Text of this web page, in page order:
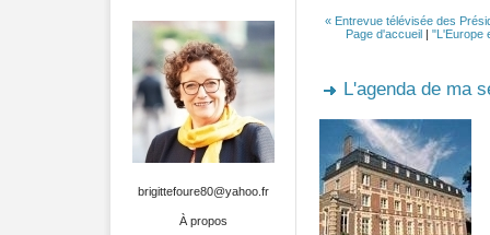
brigittefoure80@yahoo.fr
À propos
« Entrevue télévisée des
Page d'accueil| "L'Europe
L'agenda de ma